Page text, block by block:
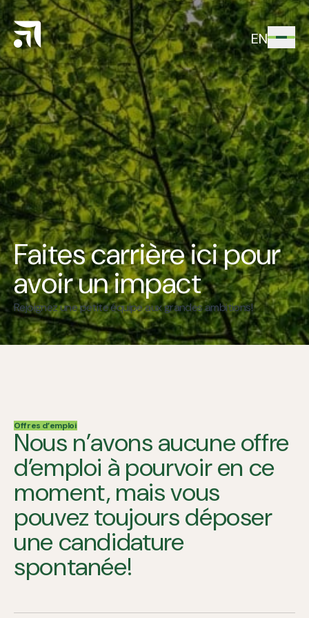
EN
Faites carrière ici pour
avoir un impact
Rejoignez une petite équipe aux grandes ambitions!
Offres d’emploi
Nous n’avons aucune offre
d’emploi à pourvoir en ce
moment, mais vous
pouvez toujours déposer
une candidature
spontanée!